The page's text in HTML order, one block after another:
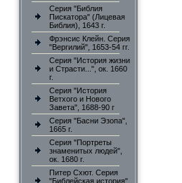
Серия "Библия
Пискатора" (Лицевая
Библия), 1643 г.
Фрэнсис Клейн. Серия
"Вергилий", 1653-54 гг.
Серия "История жизни
и Страсти...", ок. 1660
г.
Серия "История
Ветхого и Нового
Завета", 1688-90 г
Серия "Басни Эзопа",
1665 г.
Серия "Портреты
знаменитых людей",
ок. 1680 г.
Питер Схют. Серия
"Библейская история"